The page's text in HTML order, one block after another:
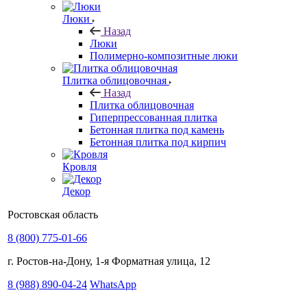
Люки
Назад
Люки
Полимерно-композитные люки
Плитка облицовочная
Назад
Плитка облицовочная
Гиперпрессованная плитка
Бетонная плитка под камень
Бетонная плитка под кирпич
Кровля
Декор
Ростовская область
8 (800) 775-01-66
г. Ростов-на-Дону, 1-я Форматная улица, 12
8 (988) 890-04-24 WhatsApp